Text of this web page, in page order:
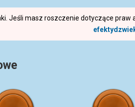
Jeśli masz roszczenie dotyczące